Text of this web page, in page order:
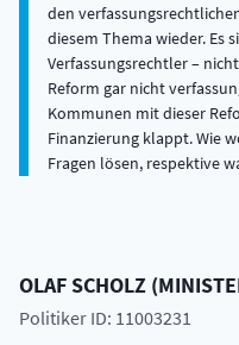
den
diesem Thema wieder. Es
Verfassungsrechtler –
Reform gar nicht
Kommunen mit dieser
Finanzierung klappt. Wie
Fragen lösen, respektive
OLAFSCHOLZ (
Politiker ID: 11003231